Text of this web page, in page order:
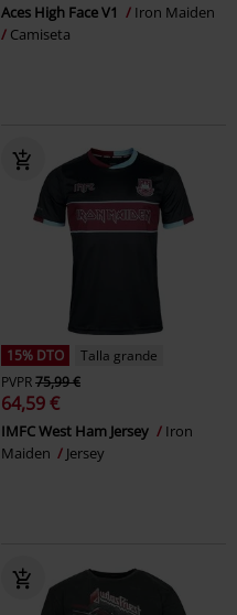
Aces High Face V1
Iron Maiden
Camiseta
15% DTO
Talla grande
PVPR75,99 €
64,59 €
IMFC West Ham Jersey
Iron
Maiden
Jersey